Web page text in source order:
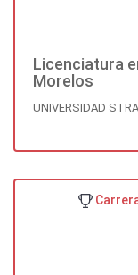
Licenciatura
Morelos
UNIVERSIDAD